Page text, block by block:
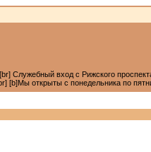
Служебный вход с Рижского
[b]Мы открыты с понедельника по